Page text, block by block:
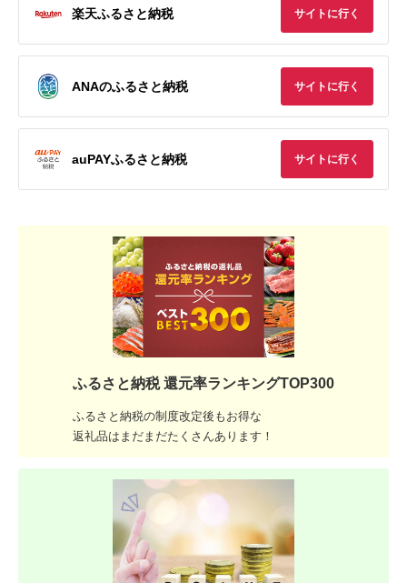
楽天ふるさと納税 サイトに行く
ANAのふるさと納税 サイトに行く
auPAYふるさと納税 サイトに行く
ふるさと納税 還元率ランキングTOP300
ふるさと納税の制度改定後もお得な
返礼品はまだまだたくさんあります！